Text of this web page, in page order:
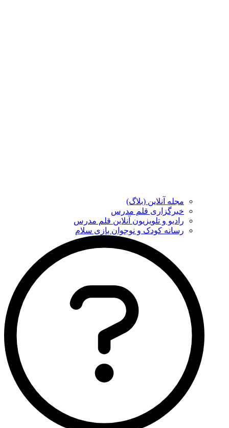
مجله آنلاین (بلاگ)
خبرگزاری قلم مدرس
رادیو و تلویزیون آنلاین قلم مدرس
رسانه کودک و نوجوان بازی سلام